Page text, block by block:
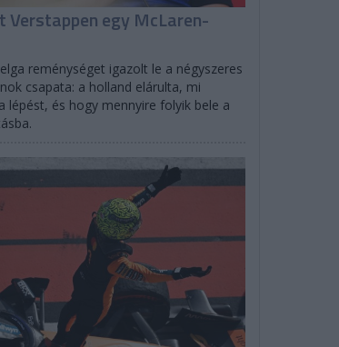
egy McLaren-
reménységet igazolt le a négyszeres
csapata: a holland elárulta, mi
lépést, és hogy mennyire folyik bele a